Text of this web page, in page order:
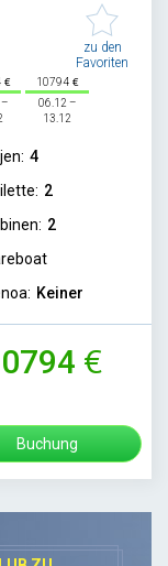
zu den
Favoriten
10794
06.12 –
13.12
4
2
2
Keiner
Buchung